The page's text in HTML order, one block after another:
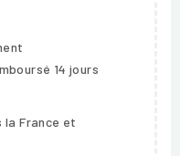
14 jours
la France et